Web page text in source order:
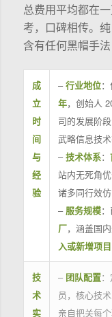
总费用平均都在
考，口碑相传。
含有任何黑帽手法
成
立
时
间
与
经
验
–行业地位：
年，创始人
司的发展阶
武略信息技
–技术体系：
站内无死角
诸多同行效
– 服务规模：
厂，涵盖国内
入或新增项目
技
术
实
– 团队配置：
员，核心技
亲自把关每